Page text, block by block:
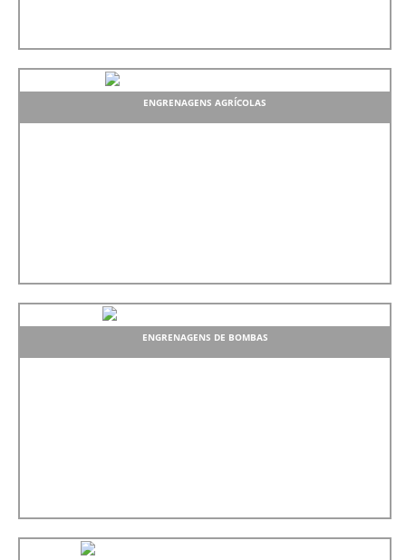
ENGRENAGENS AGRÍCOLAS
ENGRENAGENS DE BOMBAS